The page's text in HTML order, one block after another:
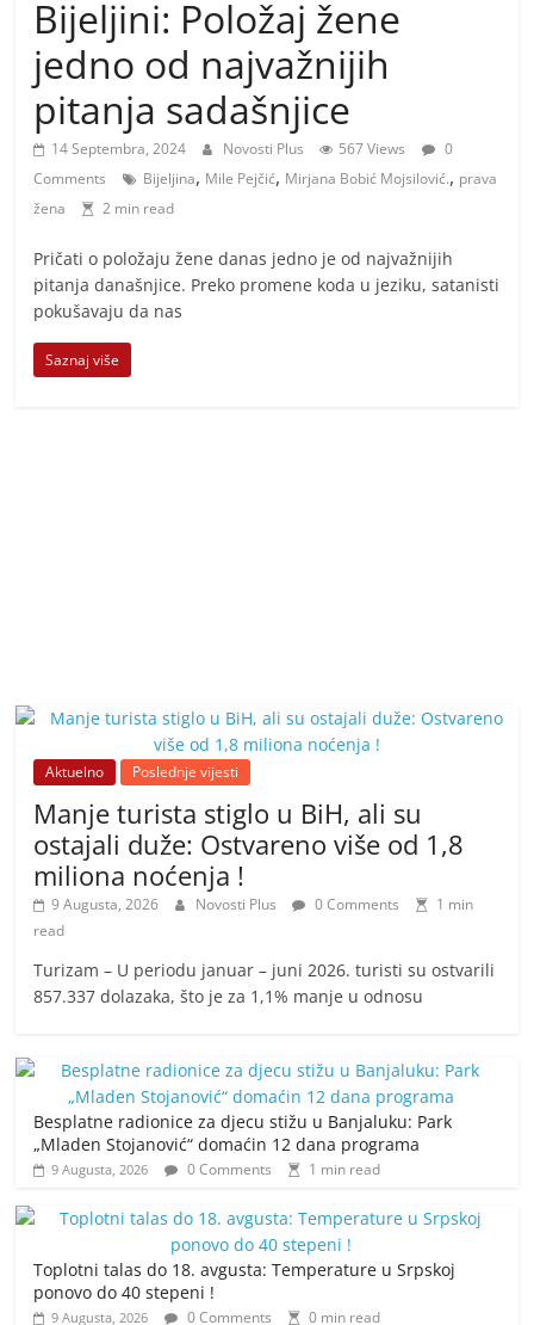
i
t
i
v
n
i
h
i
j
Bijeljini: Položaj žene
jedno od najvažnijih
pitanja sadašnjice
14 Septembra, 2024 Novosti Plus 567 Views
0
Comments
Bijeljina, Mile Pejčić, Mirjana Bobić Mojsilović., prava
žena
2 min read
Pričati o položaju žene danas jedno je od najvažnijih
pitanja današnjice. Preko promene koda u jeziku, satanisti
pokušavaju da nas
Saznaj više
Aktuelno Poslednje vijesti
Manje turista stiglo u BiH, ali su
ostajali duže: Ostvareno više od 1,8
miliona noćenja !
9 Augusta, 2026 Novosti Plus 0 Comments
1 min
read
Turizam – U periodu januar – juni 2026. turisti su ostvarili
857.337 dolazaka, što je za 1,1% manje u odnosu
Besplatne radionice za djecu stižu u Banjaluku: Park
„Mladen Stojanović“ domaćin 12 dana programa
9 Augusta, 2026 0 Comments 1 min read
Toplotni talas do 18. avgusta: Temperature u Srpskoj
ponovo do 40 stepeni !
9 Augusta, 2026 0 Comments 0 min read